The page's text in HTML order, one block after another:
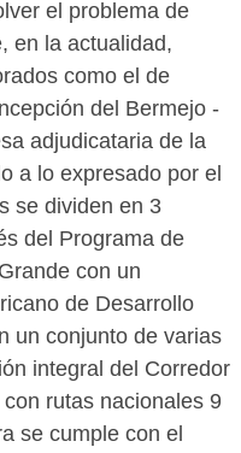
el problema de
en la actualidad,
como el de
del Bermejo -
adjudicataria de la
a lo expresado por el
se dividen en 3
del Programa de
con un
de Desarrollo
un conjunto de varias
integral del Corredor
rutas nacionales 9
se cumple con el